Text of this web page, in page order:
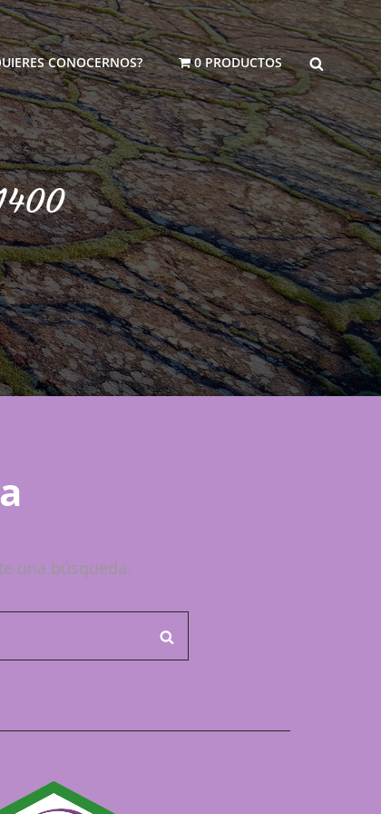
CONOCERNOS? 0 PRODUCTOS BUSCAR
una búsqueda.